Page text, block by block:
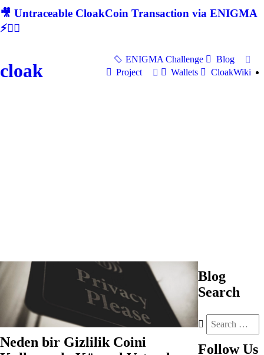
🎥 Untraceable CloakCoin Transaction via ENIGMA
⚡🕵‍♂
cloak
ENIGMA Challenge
Blog
Project
Wallets CloakWiki
Neden bir Gizlilik Coini
Blog
Search
Follow Us